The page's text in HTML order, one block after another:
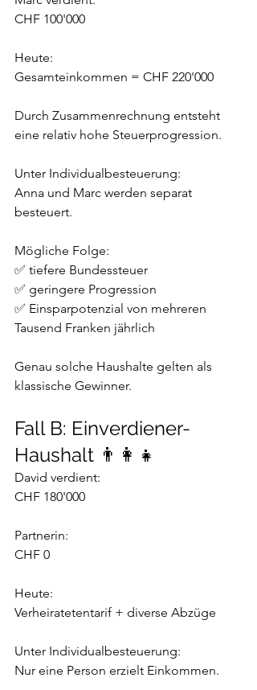
CHF 100'000
Heute:
Gesamteinkommen = CHF 220'000
Durch Zusammenrechnung entsteht
eine relativ hohe Steuerprogression.
Unter Individualbesteuerung:
Anna und Marc werden separat
besteuert.
Mögliche Folge:
✅ tiefere Bundessteuer
✅ geringere Progression
✅ Einsparpotenzial von mehreren
Tausend Franken jährlich
Genau solche Haushalte gelten als
klassische Gewinner.
Fall B: Einverdiener-
Haushalt 👨‍👩‍👧
David verdient:
CHF 180'000
Partnerin:
CHF 0
Heute:
Verheiratetentarif + diverse Abzüge
Unter Individualbesteuerung:
Nur eine Person erzielt Einkommen.